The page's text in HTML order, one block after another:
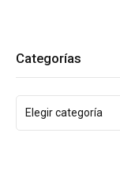
Categorías